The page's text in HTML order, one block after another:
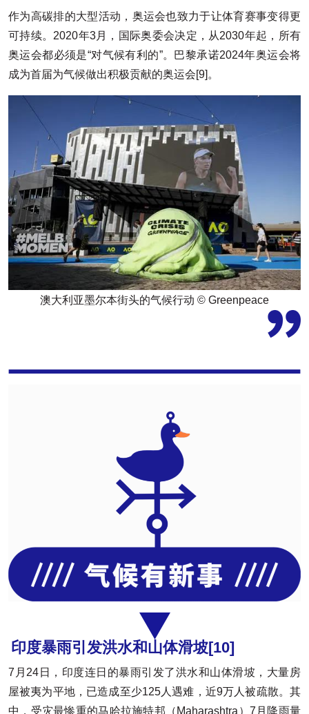
作为高碳排的大型活动，奥运会也致力于让体育赛事变得更
可持续。2020年3月，国际奥委会决定，从2030年起，所有
奥运会都必须是“对气候有利的”。巴黎承诺2024年奥运会将
成为首届为气候做出积极贡献的奥运会[9]。
澳大利亚墨尔本街头的气候行动 © Greenpeace
印度暴雨引发洪水和山体滑坡[10]
7月24日，印度连日的暴雨引发了洪水和山体滑坡，大量房
屋被夷为平地，已造成至少125人遇难，近9万人被疏散。其
中，受灾最惨重的马哈拉施特邦（Maharashtra）7月降雨量